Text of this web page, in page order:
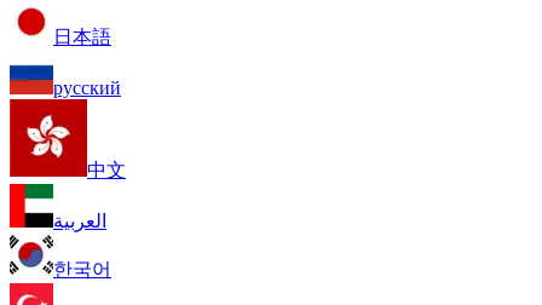
日本語
русский
中文
العربية
한국어